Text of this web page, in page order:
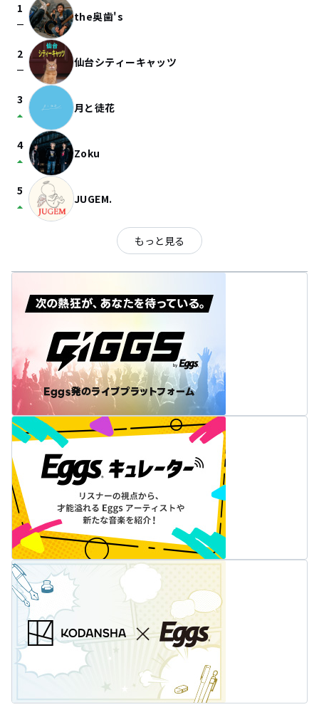
1
check_indeterminate_small the奥歯's
2
check_indeterminate_small 仙台シティーキャッツ
3
arrow_drop_up 月と徒花
4
arrow_drop_up Zoku
5
arrow_drop_up JUGEM.
もっと見る